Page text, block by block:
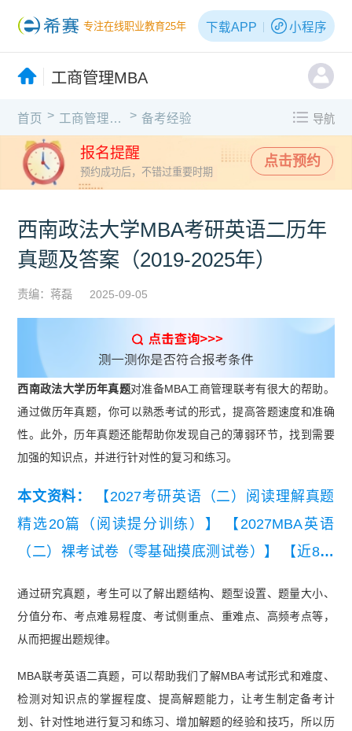
专注在线职业教育25年 下载APP 小程序
工商管理MBA
首页 > 工商管理MBA > 备考经验 导航
报名提醒
预约成功后，不错过重要时期
点击预约
西南政法大学MBA考研英语二历年
真题及答案（2019-2025年）
责编：蒋磊 2025-09-05
西南政法大学历年真题对准备MBA工商管理联考有很大的帮助。
通过做历年真题，你可以熟悉考试的形式，提高答题速度和准确
性。此外，历年真题还能帮助你发现自己的薄弱环节，找到需要
加强的知识点，并进行针对性的复习和练习。
本文资料：
【2027考研英语（二）阅读理解真题
精选20篇（阅读提分训练）】
【2027MBA英语
（二）裸考试卷（零基础摸底测试卷）】
【近8年
6）】
【2026考研英语（二）真题及解析】
【考研
英语（二）历年真题词频表（高频）】
通过研究真题，考生可以了解出题结构、题型设置、题量大小、
分值分布、考点难易程度、考试侧重点、重难点、高频考点等，
从而把握出题规律。
MBA联考英语二真题，可以帮助我们了解MBA考试形式和难度、
检测对知识点的掌握程度、提高解题能力，让考生制定备考计
划、针对性地进行复习和练习、增加解题的经验和技巧，所以历